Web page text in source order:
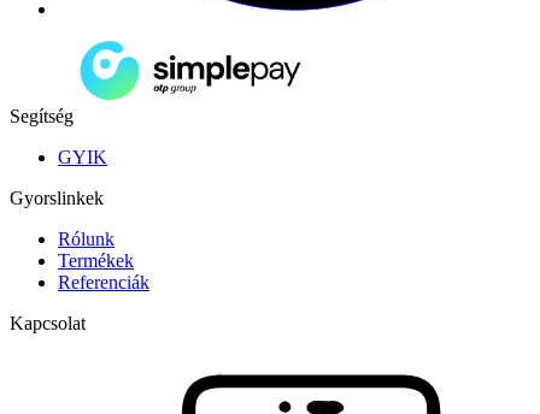
Segítség
GYIK
Gyorslinkek
Rólunk
Termékek
Referenciák
Kapcsolat